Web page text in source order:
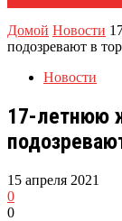
Домой Новости
подозревают в
Новости
17-летнюю
15 апреля 2021
0
0